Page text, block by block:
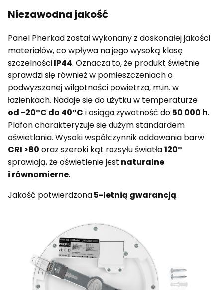
Niezawodna jakość
Panel Pherkad został wykonany z doskonałej jakości
materiałów, co wpływa na jego wysoką klasę
szczelnościIP44. Oznacza to, że produkt świetnie
sprawdzi się również w pomieszczeniach o
podwyższonej wilgotności powietrza, m.in. w
łazienkach. Nadaje się do użytku w temperaturze
od -20°C do 40°C i osiąga żywotność do 50 000 h.
Plafon charakteryzuje się dużym standardem
oświetlania. Wysoki współczynnik oddawania barw
CRI >80 oraz szeroki kąt rozsyłu światła120°
sprawiają, że oświetlenie jest naturalne
i równomierne.
Jakość potwierdzona5-letnią gwarancją.